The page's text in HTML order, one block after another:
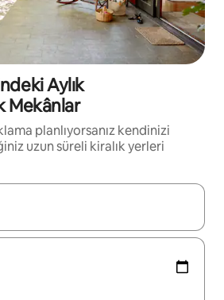
Aylık
Mekânlar
planlıyorsanız kendinizi
uzun süreli kiralık yerleri
olduğunda yukarı ve aşağı oklarıyla